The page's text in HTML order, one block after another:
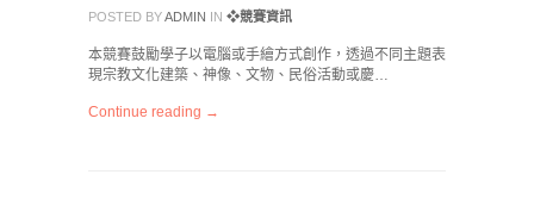
POSTED BYADMIN IN ❖競賽資訊
本競賽鼓勵學子以電腦或手繪方式創作，透過不同主題表
現宗教文化建築、神像、文物、民俗活動或慶…
Continue reading →